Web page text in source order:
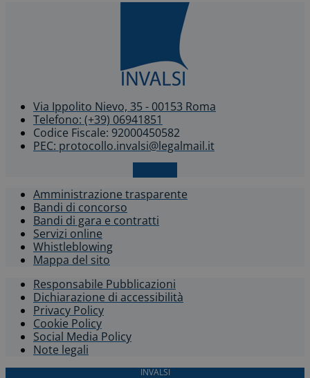
Via Ippolito Nievo, 35 - 00153 Roma
Telefono: (+39) 06941851
Codice Fiscale: 92000450582
PEC: protocollo.invalsi@legalmail.it
Amministrazione trasparente
Bandi di concorso
Bandi di gara e contratti
Servizi online
Whistleblowing​
Mappa del sito
Responsabile Pubblicazioni
Dichiarazione di accessibilità​
Privacy Policy
Cookie Policy
Social Media Policy
Note legali
INVALSI